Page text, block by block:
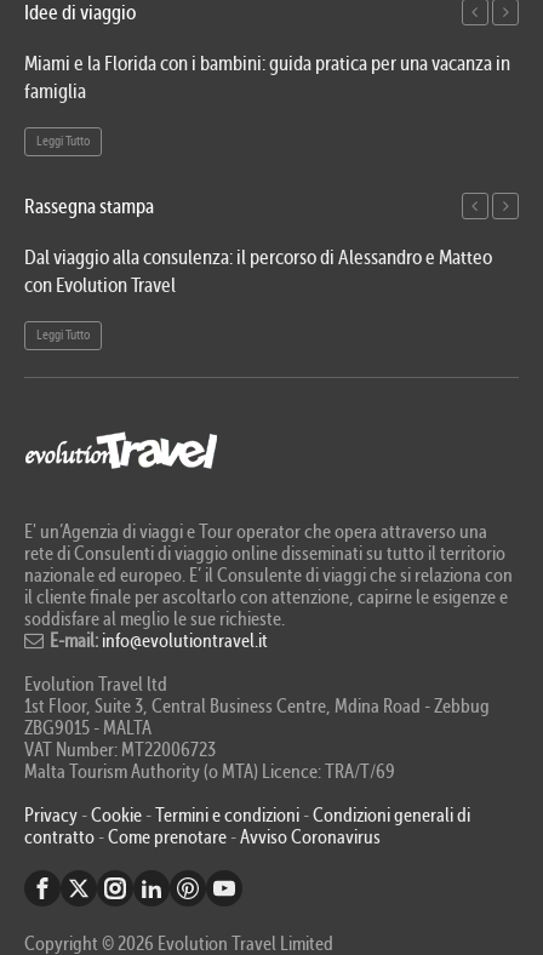
Idee di viaggio
Miami e la Florida con i bambini: guida pratica per una vacanza in
famiglia
Leggi Tutto
Rassegna stampa
Dal viaggio alla consulenza: il percorso di Alessandro e Matteo
con Evolution Travel
Leggi Tutto
E' un’Agenzia di viaggi e Tour operator che opera attraverso una
rete di Consulenti di viaggio online disseminati su tutto il territorio
nazionale ed europeo. E’ il Consulente di viaggi che si relaziona con
il cliente finale per ascoltarlo con attenzione, capirne le esigenze e
soddisfare al meglio le sue richieste.
E-mail: info@evolutiontravel.it
Evolution Travel ltd
1st Floor, Suite 3, Central Business Centre, Mdina Road - Zebbug
ZBG9015 - MALTA
VAT Number: MT22006723
Malta Tourism Authority (o MTA) Licence: TRA/T/69
Privacy -Cookie -Termini e condizioni -Condizioni generali di
contratto -Come prenotare -Avviso Coronavirus
Copyright © 2026 Evolution Travel Limited